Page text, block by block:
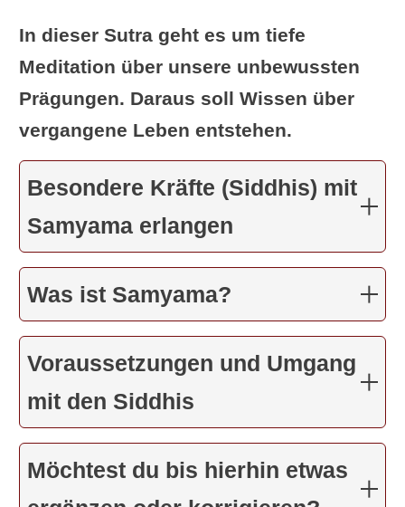
dieWahrnehmung der Reaktoren
(englisch: reactors), die Kenntnis von
früheren Geburten.“
Rainbowbody: “Samyama auf
(Samskaras) wird das unbedingte
volle Wissen über das Entstehen aller
Phänomene (purva-jati-jnanam)
offenbaren.”
In dieser Sutra geht es um tiefe
Meditation über unsere unbewussten
Prägungen. Daraus soll Wissen über
vergangene Leben entstehen.
Besondere Kräfte (Siddhis) mit
Samyama erlangen
Was ist Samyama?
Voraussetzungen und Umgang
mit den Siddhis
Möchtest du bis hierhin etwas